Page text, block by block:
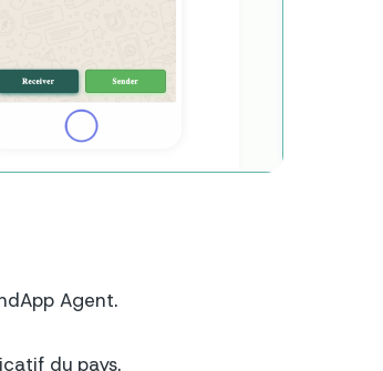
Agent.
du pays.